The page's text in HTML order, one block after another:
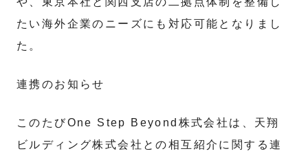
たい海外企業のニーズにも対応可能となりまし
た。
連携のお知らせ
このたびOne Step Beyond株式会社は、天翔
ビルディング株式会社との相互紹介に関する連